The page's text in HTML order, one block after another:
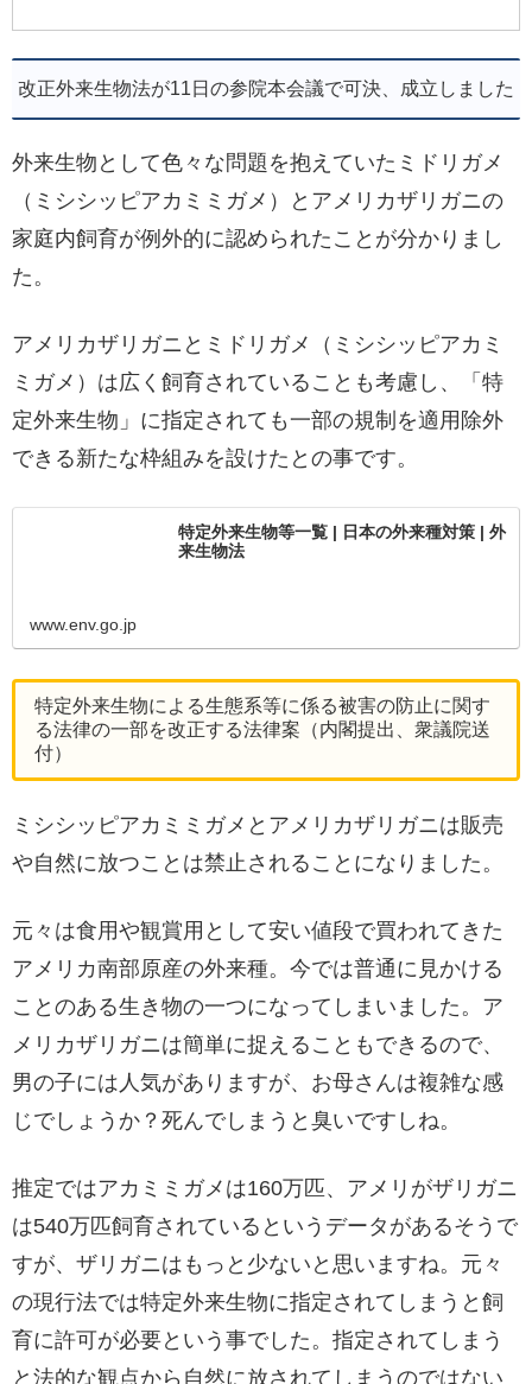
改正外来生物法が11日の参院本会議で可決、成立しました
外来生物として色々な問題を抱えていたミドリガメ
（ミシシッピアカミミガメ）とアメリカザリガニの
家庭内飼育が例外的に認められたことが分かりまし
た。
アメリカザリガニとミドリガメ（ミシシッピアカミ
ミガメ）は広く飼育されていることも考慮し、「特
定外来生物」に指定されても一部の規制を適用除外
できる新たな枠組みを設けたとの事です。
特定外来生物等一覧 | 日本の外来種対策 | 外
来生物法
www.env.go.jp
特定外来生物による生態系等に係る被害の防止に関す
る法律の一部を改正する法律案（内閣提出、衆議院送
付）
ミシシッピアカミミガメとアメリカザリガニは販売
や自然に放つことは禁止されることになりました。
元々は食用や観賞用として安い値段で買われてきた
アメリカ南部原産の外来種。今では普通に見かける
ことのある生き物の一つになってしまいました。ア
メリカザリガニは簡単に捉えることもできるので、
男の子には人気がありますが、お母さんは複雑な感
じでしょうか？死んでしまうと臭いですしね。
推定ではアカミミガメは160万匹、アメリがザリガニ
は540万匹飼育されているというデータがあるそうで
すが、ザリガニはもっと少ないと思いますね。元々
の現行法では特定外来生物に指定されてしまうと飼
育に許可が必要という事でした。指定されてしまう
と法的な観点から自然に放されてしまうのではない